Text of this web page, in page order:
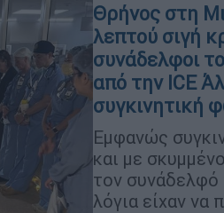
Θρήνος στη
λεπτού σιγή
συνάδελφοι
από την ICE
συγκινητική
Εμφανώς
και με
τον
λόγια είχαν να